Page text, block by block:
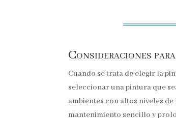
Consideraciones
Cuando se trata de elegir la
seleccionar una pintura que
ambientes con altos niveles
mantenimiento sencillo y